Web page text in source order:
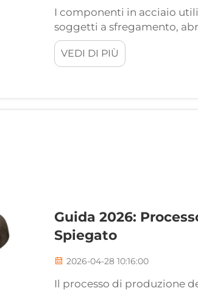
I componenti in acciaio
soggetti a sfregamento,
degradano
scelta del metodo più
VEDI DI PIÙ
Guida 2026:
Spiegato
2026-04-28 10:16:00
Il processo di produzione